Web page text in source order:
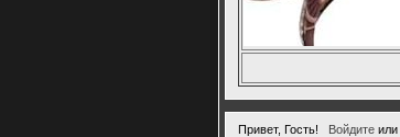
Привет, Гость! Войдитеили